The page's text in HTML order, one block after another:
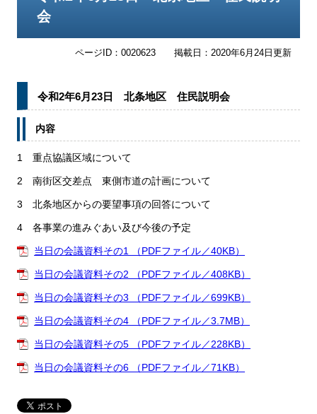
会
ページID：0020623 掲載日：2020年6月24日更新
令和2年6月23日 北条地区 住民説明会
内容
1 重点協議区域について
2 南街区交差点 東側市道の計画について
3 北条地区からの要望事項の回答について
4 各事業の進みぐあい及び今後の予定
当日の会議資料その1 （PDFファイル／40KB）
当日の会議資料その2 （PDFファイル／408KB）
当日の会議資料その3 （PDFファイル／699KB）
当日の会議資料その4 （PDFファイル／3.7MB）
当日の会議資料その5 （PDFファイル／228KB）
当日の会議資料その6 （PDFファイル／71KB）